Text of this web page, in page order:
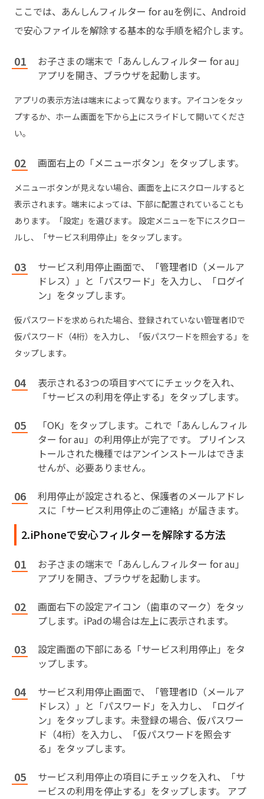
ここでは、あんしんフィルター for auを例に、Android
で安心ファイルを解除する基本的な手順を紹介します。
お子さまの端末で「あんしんフィルター for au」
アプリを開き、ブラウザを起動します。
アプリの表示方法は端末によって異なります。アイコンをタッ
プするか、ホーム画面を下から上にスライドして開いてくださ
い。
画面右上の「メニューボタン」をタップします。
メニューボタンが見えない場合、画面を上にスクロールすると
表示されます。端末によっては、下部に配置されていることも
あります。「設定」を選びます。 設定メニューを下にスクロー
ルし、「サービス利用停止」をタップします。
サービス利用停止画面で、「管理者ID（メールア
ドレス）」と「パスワード」を入力し、「ログイ
ン」をタップします。
仮パスワードを求められた場合、登録されていない管理者IDで
仮パスワード（4桁）を入力し、「仮パスワードを照会する」を
タップします。
表示される3つの項目すべてにチェックを入れ、
「サービスの利用を停止する」をタップします。
「OK」をタップします。これで「あんしんフィル
ター for au」の利用停止が完了です。 プリインス
トールされた機種ではアンインストールはできま
せんが、必要ありません。
利用停止が設定されると、保護者のメールアドレ
スに「サービス利用停止のご連絡」が届きます。
2.iPhoneで安心フィルターを解除する方法
お子さまの端末で「あんしんフィルター for au」
アプリを開き、ブラウザを起動します。
画面右下の設定アイコン（歯車のマーク）をタッ
プします。iPadの場合は左上に表示されます。
設定画面の下部にある「サービス利用停止」をタ
ップします。
サービス利用停止画面で、「管理者ID（メールア
ドレス）」と「パスワード」を入力し、「ログイ
ン」をタップします。未登録の場合、仮パスワー
ド（4桁）を入力し、「仮パスワードを照会す
る」をタップします。
サービス利用停止の項目にチェックを入れ、「サ
ービスの利用を停止する」をタップします。 アプ